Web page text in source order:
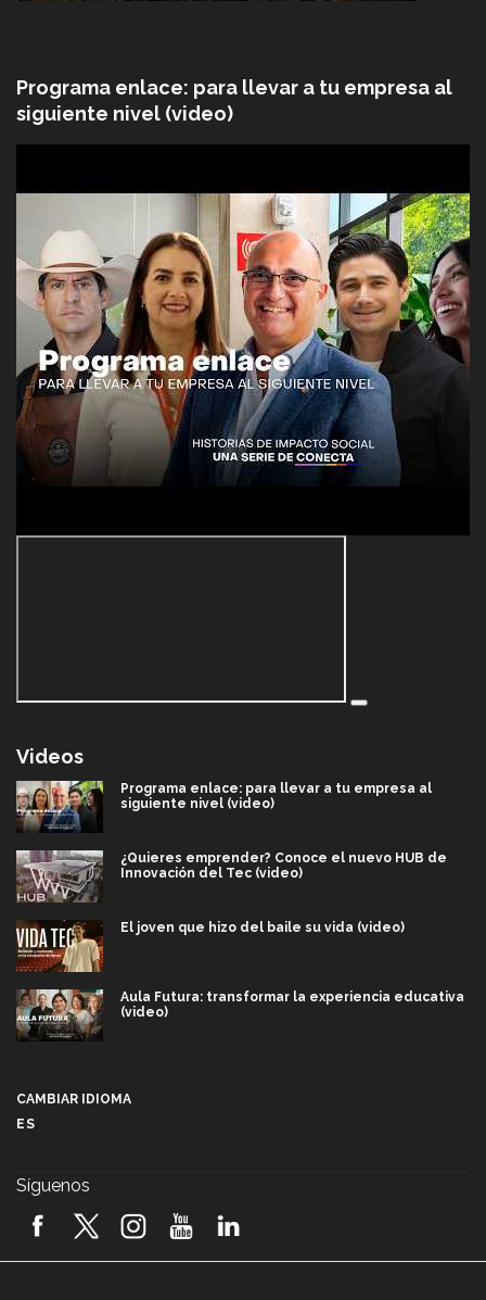
Programa enlace: para llevar a tu empresa al
siguiente nivel (video)
Videos
Programa enlace: para llevar a tu empresa al
siguiente nivel (video)
¿Quieres emprender? Conoce el nuevo HUB de
Innovación del Tec (video)
El joven que hizo del baile su vida (video)
Aula Futura: transformar la experiencia educativa
(video)
2026! (video)
CAMBIAR IDIOMA
ES
Síguenos